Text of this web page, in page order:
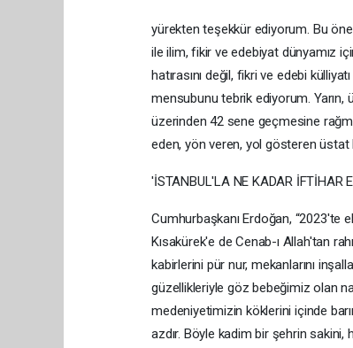
yürekten teşekkür ediyorum. Bu
ile ilim, fikir ve edebiyat dünyamız
hatırasını değil, fikri ve edebi
mensubunu tebrik ediyorum. Yarın,
üzerinden 42 sene geçmesine
eden, yön veren, yol gösteren üstat
'İSTANBUL'LA NE KADAR İFTİHAR
Cumhurbaşkanı Erdoğan, “2023'te
Kısakürek'e de Cenab-ı Allah'tan
kabirlerini pür nur, mekanlarını
güzellikleriyle göz bebeğimiz olan
medeniyetimizin köklerini içinde
azdır. Böyle kadim bir şehrin